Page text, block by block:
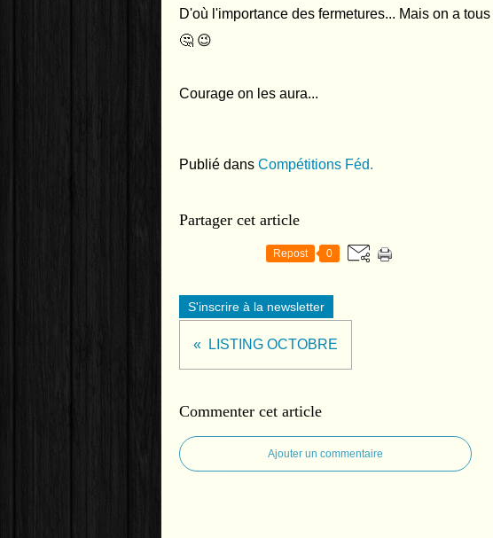
D'où l'importance des fermetures... Mais on a
🤔 😉
Courage on les aura...
Publié dans Compétitions Féd.
Partager cet article
Repost 0
S'inscrire à la newsletter
LISTING OCTOBRE
Commenter cet article
Ajouter un commentaire